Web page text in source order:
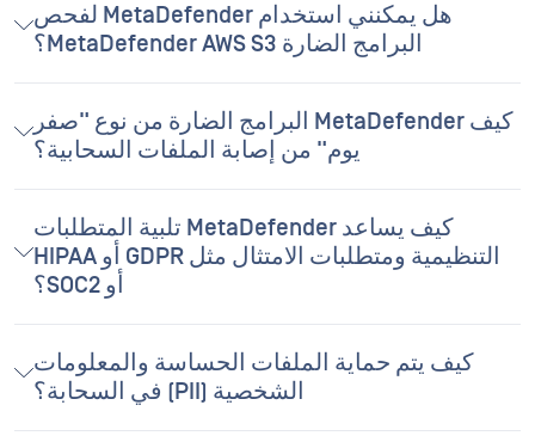
هل يمكنني استخدام MetaDefender لفحص
البرامج الضارة MetaDefender AWS S3؟
كيف MetaDefender البرامج الضارة من نوع "صفر
يوم" من إصابة الملفات السحابية؟
كيف يساعد MetaDefender تلبية المتطلبات
التنظيمية ومتطلبات الامتثال مثل GDPR أو HIPAA
أو SOC2؟
كيف يتم حماية الملفات الحساسة والمعلومات
الشخصية (PII) في السحابة؟